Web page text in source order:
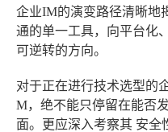
企业IM的演变路径清晰地
通的单一工具，向平台化
可逆转的方向。
对于正在进行技术选型的
M，绝不能只停留在能否
面。更应深入考察其 安全